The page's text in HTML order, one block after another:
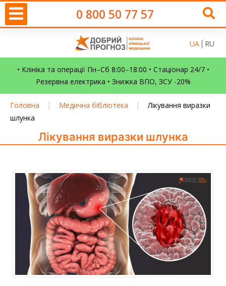
0 800 50 77 57
UA RU
• Клініка та операції Пн–Сб 8:00–18:00 • Стаціонар 24/7 •
Резервна електрика • Знижка ВПО, ЗСУ -20%
Головна | Медична бібліотека |
Лікування виразки
шлунка
Лікування виразки шлунка